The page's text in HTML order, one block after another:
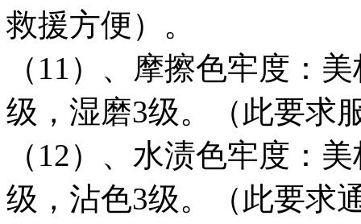
救援方便）。
（11）、摩擦色牢度：
级，湿磨3级。（此要求
（12）、水渍色牢度：
级，沾色3级。（此要求